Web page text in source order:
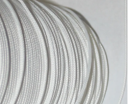
Horizontal
Vertical
romano